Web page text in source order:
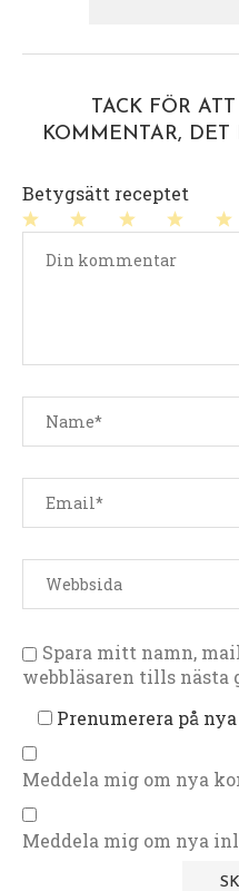
TACK FÖR
KOMMENTAR, DET
Betygsätt receptet
stjärnor
stjärnor
stjärnor
stjärna
Spara mitt namn,
webbläsaren tills nästa
Prenumerera på
Meddela mig om nya
Meddela mig om nya